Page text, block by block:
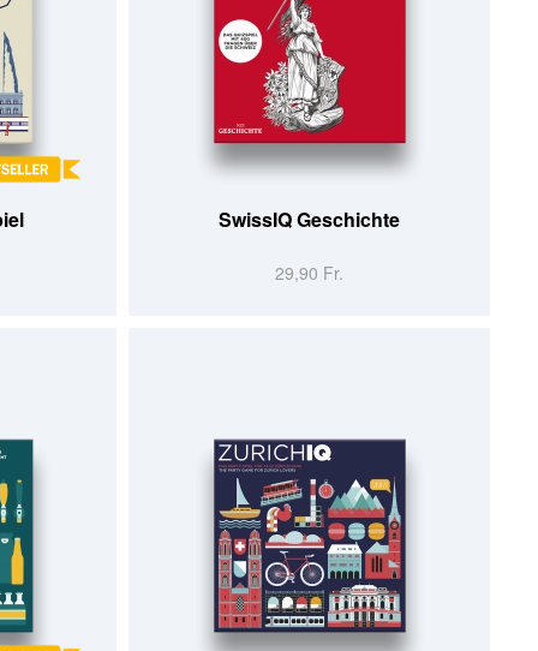
IN DEN WARENKORB
SwissIQ Geschichte
29,90 Fr.